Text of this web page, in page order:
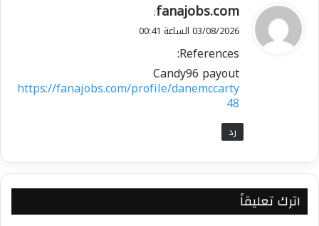
ي
ق
ل
fanajobs.com
:
03/08/2026 الساعة 00:41
References:
Candy96 payout
https://fanajobs.com/profile/danemccarty
48
رد
اترك تعليقاً